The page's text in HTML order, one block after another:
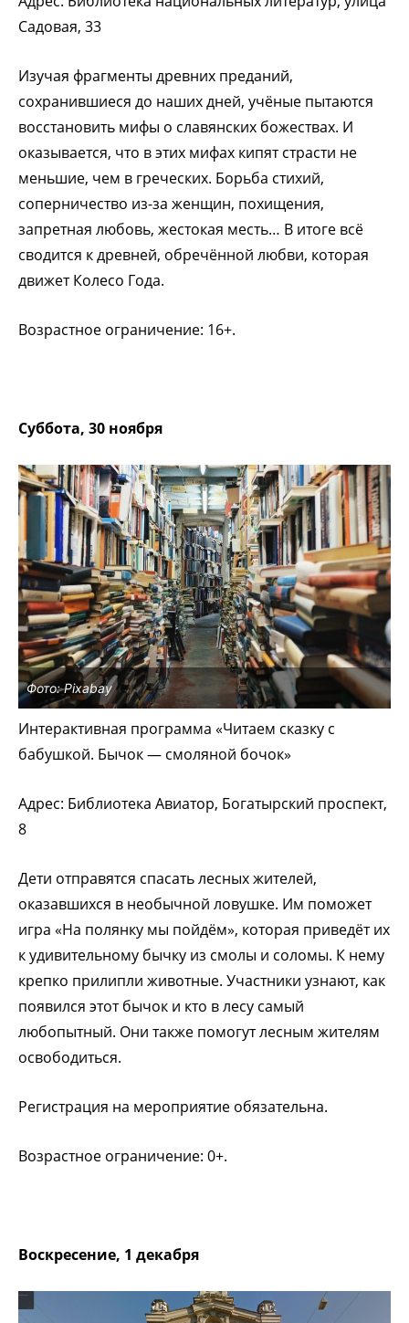
Садовая, 33
Изучая фрагменты древних преданий,
сохранившиеся до наших дней, учёные пытаются
восстановить мифы о славянских божествах. И
оказывается, что в этих мифах кипят страсти не
меньшие, чем в греческих. Борьба стихий,
соперничество из-за женщин, похищения,
запретная любовь, жестокая месть… В итоге всё
сводится к древней, обречённой любви, которая
движет Колесо Года.
Возрастное ограничение: 16+.
Суббота, 30 ноября
Фото: Pixabay
Интерактивная программа «Читаем сказку с
бабушкой. Бычок — смоляной бочок»
Адрес: Библиотека Авиатор, Богатырский проспект,
8
Дети отправятся спасать лесных жителей,
оказавшихся в необычной ловушке. Им поможет
игра «На полянку мы пойдём», которая приведёт их
к удивительному бычку из смолы и соломы. К нему
крепко прилипли животные. Участники узнают, как
появился этот бычок и кто в лесу самый
любопытный. Они также помогут лесным жителям
освободиться.
Регистрация на мероприятие обязательна.
Возрастное ограничение: 0+.
Воскресение, 1 декабря